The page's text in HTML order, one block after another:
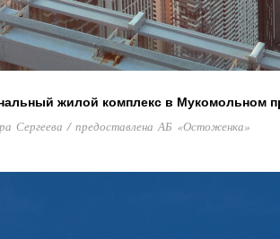
жилой комплекс в Мукомольном
Сергеева / предоставлена АБ «Остоженка»